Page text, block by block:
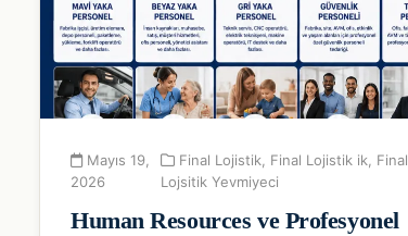
Mayıs 19,
2026
Final Lojistik, Final Lojistik ik, Final
Lojsitik Yevmiyeci
Human Resources ve Profesyonel